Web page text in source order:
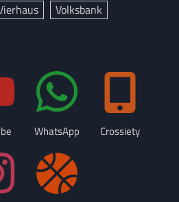
Volksbank
WhatsApp Crossiety